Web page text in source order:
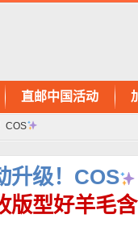
直邮中国活动
COS
升级！COS
版型好羊毛